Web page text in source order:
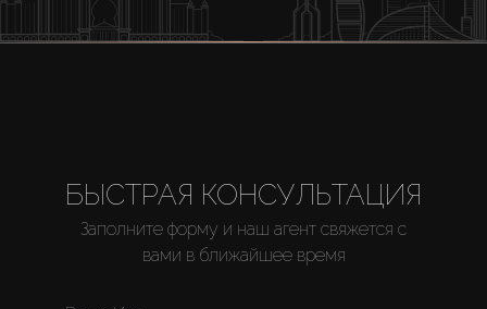
Агенты
БЫСТРАЯ КОНСУЛЬТАЦИЯ
Заполните форму и наш агент свяжется с
вами в ближайшее время